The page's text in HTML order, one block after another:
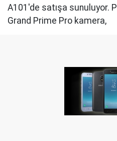
A101'de satışa sunuluyor.
Grand Prime Pro kamera,